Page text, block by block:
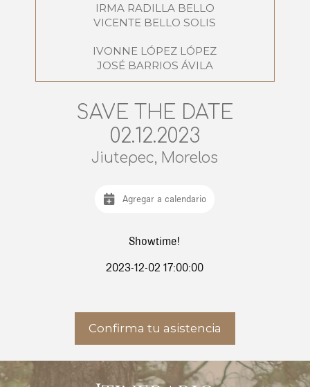
IRMA RADILLA BELLO
VICENTE BELLO SOLIS
IVONNE LÓPEZ LÓPEZ
JOSÉ BARRIOS ÁVILA
SAVE THE DATE
02.12.2023
Jiutepec, Morelos
Agregar a calendario
Showtime!
2023-12-02 17:00:00
Confirma tu asistencia